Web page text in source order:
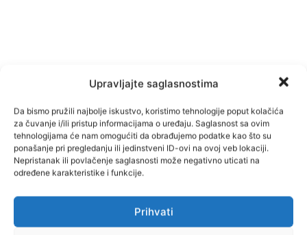
Upravljajte saglasnostima
Da bismo pružili najbolje iskustvo, koristimo tehnologije poput kolačića
za čuvanje i/ili pristup informacijama o uređaju. Saglasnost sa ovim
tehnologijama će nam omogućiti da obrađujemo podatke kao što su
ponašanje pri pregledanju ili jedinstveni ID-ovi na ovoj veb lokaciji.
Nepristanak ili povlačenje saglasnosti može negativno uticati na
određene karakteristike i funkcije.
Prihvati